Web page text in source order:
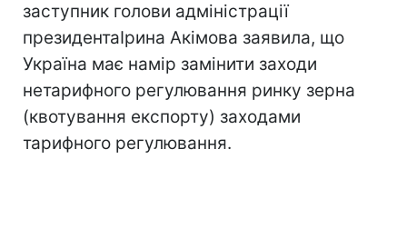
заступник голови адміністрації
президентаІрина Акімова заявила, що
Україна має намір замінити заходи
нетарифного регулювання ринку зерна
(квотування експорту) заходами
тарифного регулювання.